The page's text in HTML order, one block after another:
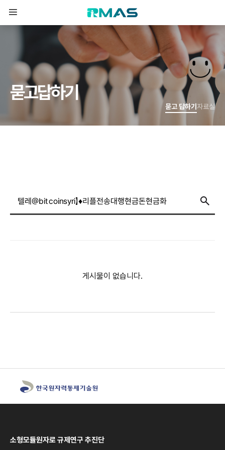
묻고답하기
묻고 답하기 자료실
게시물이 없습니다.
소형모듈원자로 규제연구 추진단